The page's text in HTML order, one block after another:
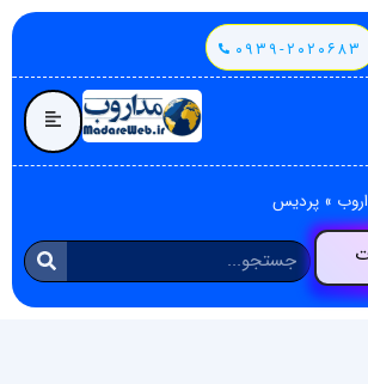
۰۹۳۹-۲۰۲۰۶۸۳
» پردیس